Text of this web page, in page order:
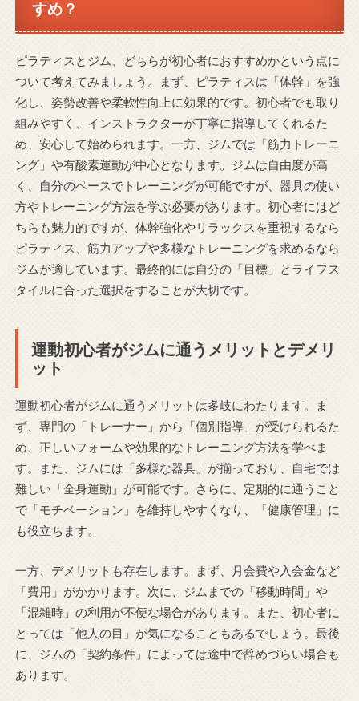
すめ？
ピラティスとジム、どちらが初心者におすすめかという点に
ついて考えてみましょう。まず、ピラティスは「体幹」を強
化し、姿勢改善や柔軟性向上に効果的です。初心者でも取り
組みやすく、インストラクターが丁寧に指導してくれるた
め、安心して始められます。一方、ジムでは「筋力トレーニ
ング」や有酸素運動が中心となります。ジムは自由度が高
く、自分のペースでトレーニングが可能ですが、器具の使い
方やトレーニング方法を学ぶ必要があります。初心者にはど
ちらも魅力的ですが、体幹強化やリラックスを重視するなら
ピラティス、筋力アップや多様なトレーニングを求めるなら
ジムが適しています。最終的には自分の「目標」とライフス
タイルに合った選択をすることが大切です。
運動初心者がジムに通うメリットとデメリ
ット
運動初心者がジムに通うメリットは多岐にわたります。ま
ず、専門の「トレーナー」から「個別指導」が受けられるた
め、正しいフォームや効果的なトレーニング方法を学べま
す。また、ジムには「多様な器具」が揃っており、自宅では
難しい「全身運動」が可能です。さらに、定期的に通うこと
で「モチベーション」を維持しやすくなり、「健康管理」に
も役立ちます。
一方、デメリットも存在します。まず、月会費や入会金など
「費用」がかかります。次に、ジムまでの「移動時間」や
「混雑時」の利用が不便な場合があります。また、初心者に
とっては「他人の目」が気になることもあるでしょう。最後
に、ジムの「契約条件」によっては途中で辞めづらい場合も
あります。